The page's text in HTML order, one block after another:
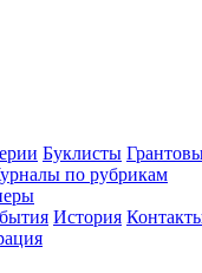
Буклисты
по рубрикам
История